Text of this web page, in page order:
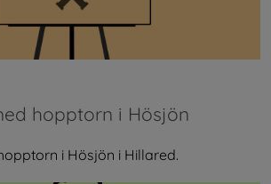
hopptorn i Hösjön
i Hösjön i Hillared.